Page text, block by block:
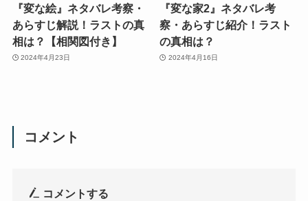
『変な絵』ネタバレ考察・
あらすじ解説！ラストの真
相は？【相関図付き】
2024年4月23日
『変な家2』ネタバレ考
察・あらすじ紹介！ラスト
の真相は？
2024年4月16日
コメント
コメントする